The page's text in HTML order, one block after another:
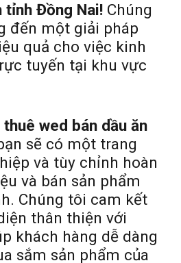
tỉnh Đồng Nai! Chúng
đến một giải pháp
quả cho việc kinh
tuyến tại khu vực
thuê wed bán dầu ăn
sẽ có một trang
và tùy chỉnh hoàn
và bán sản phẩm
Chúng tôi cam kết
thân thiện với
khách hàng dễ dàng
sắm sản phẩm của